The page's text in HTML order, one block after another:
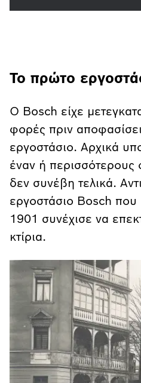
Το πρώτο
Ο Bosch είχε
φορές πριν
εργοστάσιο. Αρχικά
έναν ή
δεν συνέβη τελικά.
εργοστάσιο Bosch που
1901 συνέχισε να
κτίρια.